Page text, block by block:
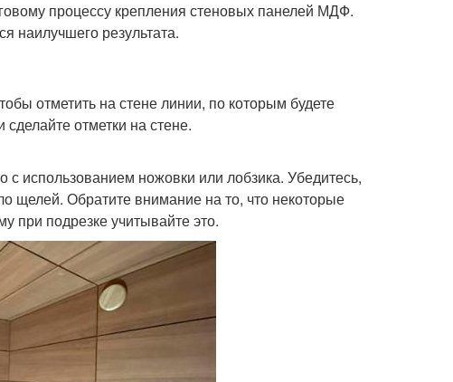
процессу крепления стеновых панелей МДФ.
наилучшего результата.
отметить на стене линии, по которым будете
отметки на стене.
с использованием ножовки или лобзика. Убедитесь,
щелей. Обратите внимание на то, что некоторые
при подрезке учитывайте это.